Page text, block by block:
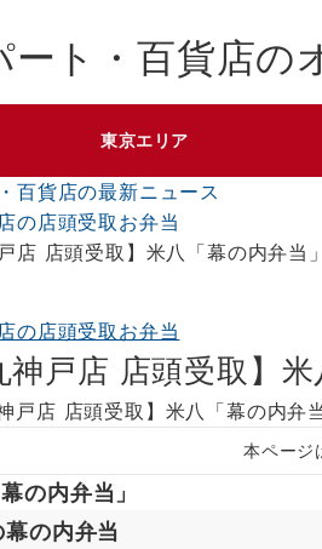
東京エリア
百貨店の最新ニュース
の店頭受取お弁当
店 店頭受取】米八「幕の内弁当」
の店頭受取お弁当
神戸店 店頭受取】
本ページ
の内弁当」
幕の内弁当